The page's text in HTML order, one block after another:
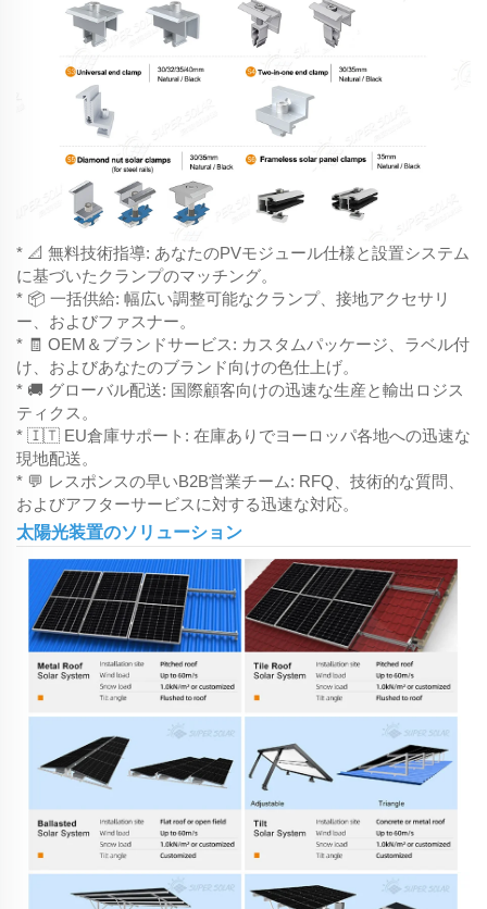
* 📐 無料技術指導: あなたのPVモジュール仕様と設置システム
に基づいたクランプのマッチング。
* 📦 一括供給: 幅広い調整可能なクランプ、接地アクセサリ
ー、およびファスナー。
* 🧾 OEM＆ブランドサービス: カスタムパッケージ、ラベル付
け、およびあなたのブランド向けの色仕上げ。
* 🚚 グローバル配送: 国際顧客向けの迅速な生産と輸出ロジス
ティクス。
* 🇮🇹 EU倉庫サポート: 在庫ありでヨーロッパ各地への迅速な
現地配送。
* 💬 レスポンスの早いB2B営業チーム: RFQ、技術的な質問、
およびアフターサービスに対する迅速な対応。
太陽光装置のソリューション